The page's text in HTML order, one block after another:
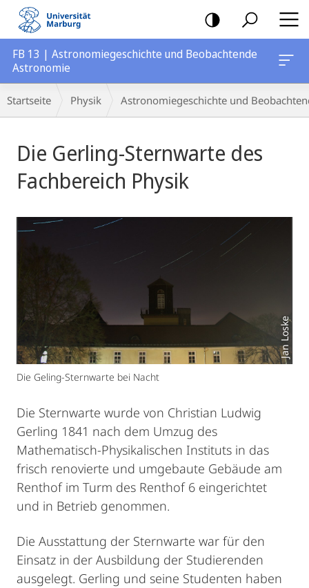
Mobile-
Navigation
FB 13 | Astronomiegeschichte und Beobachtende
Astronomie
Breadcrumb-
Navigation
Startseite Physik Astronomiegeschichte und
Die Gerling-Sternwarte des
Fachbereich Physik
Jan Loske
Die Geling-Sternwarte bei Nacht
Die Sternwarte wurde von Christian Ludwig
Gerling 1841 nach dem Umzug des
Mathematisch-Physikalischen Instituts in das
frisch renovierte und umgebaute Gebäude am
Renthof im Turm des Renthof 6 eingerichtet
und in Betrieb genommen.
Die Ausstattung der Sternwarte war für den
Einsatz in der Ausbildung der Studierenden
ausgelegt. Gerling und seine Studenten haben